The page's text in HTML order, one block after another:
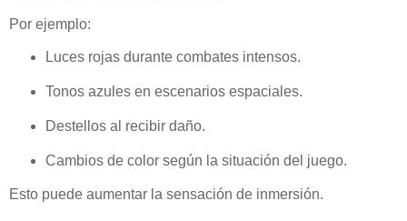
Por ejemplo:
Luces rojas durante combates intensos.
Tonos azules en escenarios espaciales.
Destellos al recibir daño.
Cambios de color según la situación del juego.
Esto puede aumentar la sensación de inmersión.